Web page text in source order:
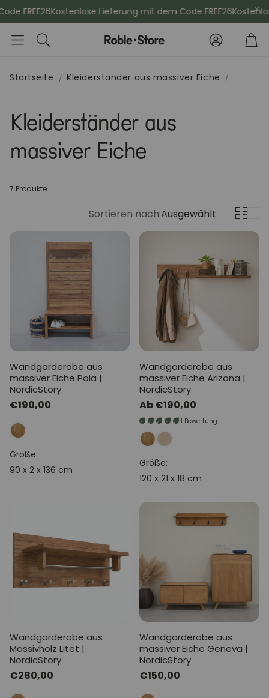
FREE26Kostenlose Lieferung mit dem Code FREE26
Suche
Konto
Sideboards
Bücherregale
Sitzbänke
Startseite Kleiderständer aus massiver Eiche
Kleiderständer aus
massiver Eiche
7 Produkte
Sortieren nach:Ausgewählt
Wandgarderobe aus
massiver Eiche Pola |
NordicStory
Normaler
Preis
€190,00
Größe:
90 x 2 x 136 cm
Wandgarderobe aus
massiver Eiche Arizona |
NordicStory
Normaler
Preis
Ab €190,00
1 Bewertung
Größe:
120 x 21 x 18 cm
Wandgarderobe aus
Massivholz Litet |
NordicStory
Normaler
Preis
€280,00
Wandgarderobe aus
massiver Eiche Geneva |
NordicStory
Normaler
Preis
€150,00